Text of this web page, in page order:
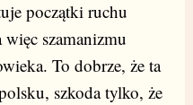
początki ruchu
więc szamanizmu
To dobrze, że ta
szkoda tylko, że